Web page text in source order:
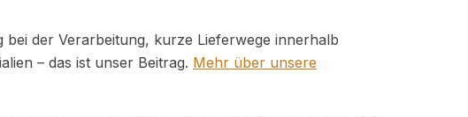
bei der Verarbeitung, kurze Lieferwege innerhalb
– das ist unser Beitrag. Mehr über unsere